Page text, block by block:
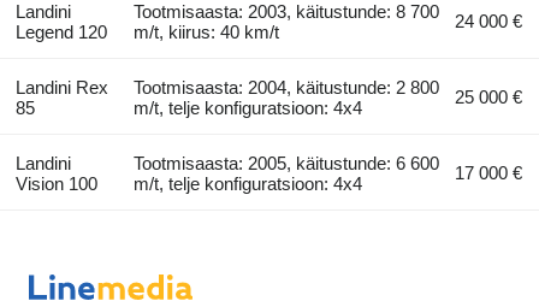
Landini
Legend 120
Tootmisaasta: 2003, käitustunde: 8 700
m/t, kiirus: 40 km/t
24 000 €
Landini Rex
85
Tootmisaasta: 2004, käitustunde: 2 800
m/t, telje konfiguratsioon: 4x4
25 000 €
Landini
Vision 100
Tootmisaasta: 2005, käitustunde: 6 600
m/t, telje konfiguratsioon: 4x4
17 000 €